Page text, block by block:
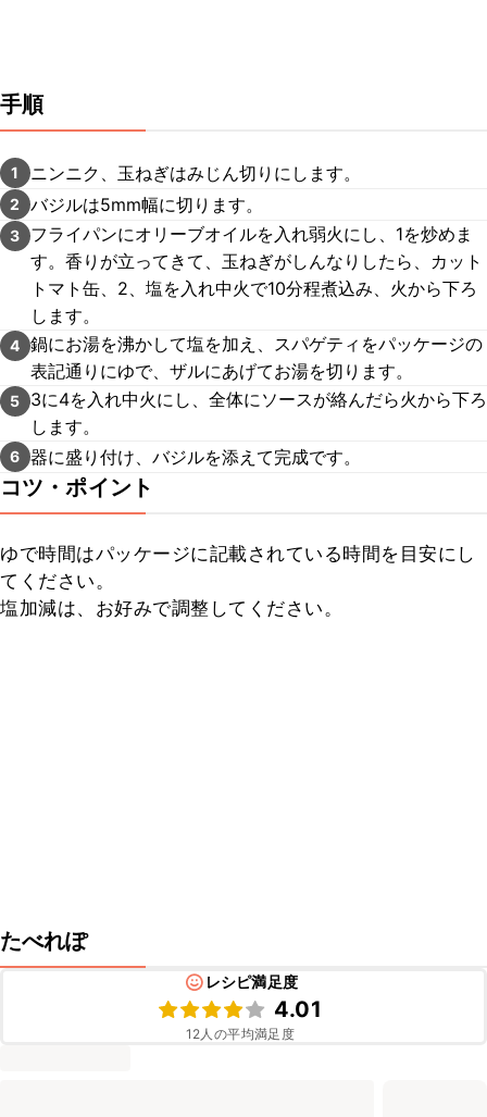
手順
1 ニンニク、玉ねぎはみじん切りにします。
2 バジルは5mm幅に切ります。
3
フライパンにオリーブオイルを入れ弱火にし、1を炒めま
す。香りが立ってきて、玉ねぎがしんなりしたら、カット
トマト缶、2、塩を入れ中火で10分程煮込み、火から下ろ
します。
4 鍋にお湯を沸かして塩を加え、スパゲティをパッケージの
表記通りにゆで、ザルにあげてお湯を切ります。
5
3に4を入れ中火にし、全体にソースが絡んだら火から下ろ
します。
6 器に盛り付け、バジルを添えて完成です。
コツ・ポイント
ゆで時間はパッケージに記載されている時間を目安にし
てください。
塩加減は、お好みで調整してください。
たべれぽ
レシピ満足度
4.01
12人の平均満足度